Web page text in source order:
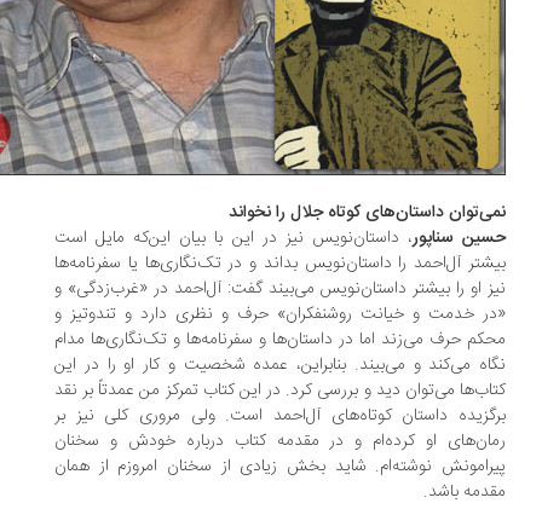
داستان‌های‌ کوتاه جلال را نخواند
سناپور ، داستان‌نویس نیز در این با بیان این‌که مایل است
آل‌احمد را داستان‌نویس بداند و در تک‌نگاری‌ها یا سفرنامه‌ها
او را بیشتر داستان‌نویس می‌بیند گفت: آل‌احمد در «غرب‌زدگی» و
خدمت و خیانت روشنفکران» حرف و نظری دارد و تندوتیز و
حرف می‌زند اما در داستان‌ها و سفرنامه‌ها و تک‌نگاری‌ها مدام
می‌کند و می‌بیند. بنابراین، عمده‌ شخصیت و کار او را در این
می‌توان دید و بررسی کرد. در این کتاب تمرکز من عمدتاً بر نقد
داستان کوتاه‌های آل‌احمد است. ولی مروری کلی نیز بر
او کرده‌ام و در مقدمه‌ کتاب درباره‌ خودش و سخنان
نوشته‌ام. شاید بخش زیادی از سخنان امروزم از همان
باشد.